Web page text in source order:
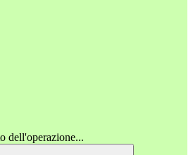
dell'operazione...